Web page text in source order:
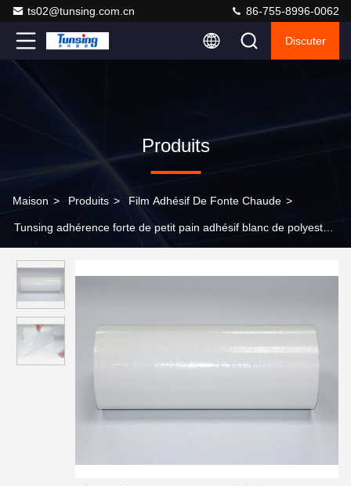
ts02@tunsing.com.cn 86-755-8996-0062
Discuter
Produits
Maison > Produits > Film Adhésif De Fonte Chaude >
Tunsing adhérence forte de petit pain adhésif blanc de polyester